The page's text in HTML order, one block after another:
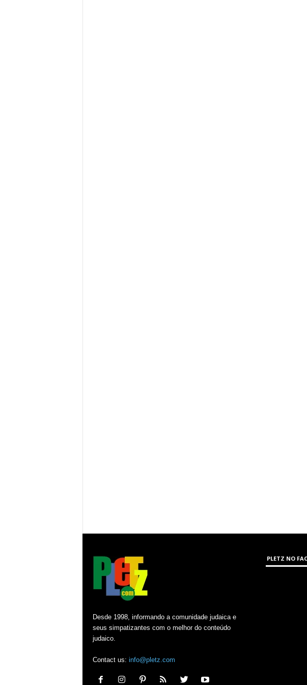
Desde 1998, informando a comunidade judaica e
seus simpatizantes com o melhor do conteúdo
judaico.
Contact us: info@pletz.com
PLETZ NO